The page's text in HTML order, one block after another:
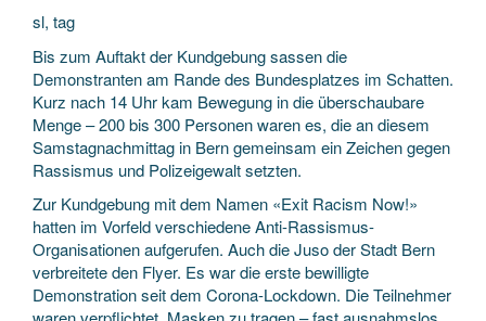
sl, tag
Bis zum Auftakt der Kundgebung sassen die
Demonstranten am Rande des Bundesplatzes im Schatten.
Kurz nach 14 Uhr kam Bewegung in die überschaubare
Menge – 200 bis 300 Personen waren es, die an diesem
Samstagnachmittag in Bern gemeinsam ein Zeichen gegen
Rassismus und Polizeigewalt setzten.
Zur Kundgebung mit dem Namen «Exit Racism Now!»
hatten im Vorfeld verschiedene Anti-Rassismus-
Organisationen aufgerufen. Auch die Juso der Stadt Bern
verbreitete den Flyer. Es war die erste bewilligte
Demonstration seit dem Corona-Lockdown. Die Teilnehmer